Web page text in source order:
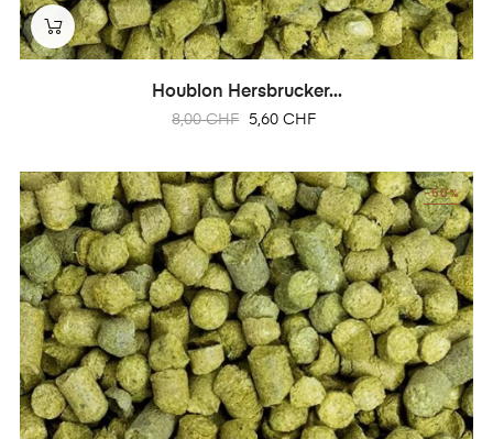
Houblon Hersbrucker...
Prix
8,00 CHF Prix
5,60 CHF
-50%